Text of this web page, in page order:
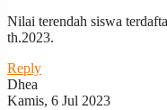
Nilai terendah siswa
th.2023.
Reply
Dhea
Kamis, 6 Jul 2023